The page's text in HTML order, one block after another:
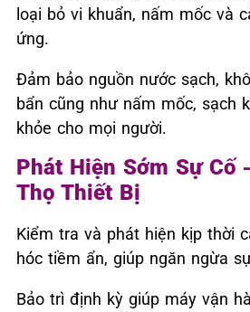
loại bỏ vi khuẩn, nấm mốc và
ứng.
Đảm bảo nguồn nước sạch,
bẩn cũng như nấm mốc, sạch
khỏe cho mọi người.
Phát Hiện Sớm Sự Cố
Thọ Thiết Bị
Kiểm tra và phát hiện kịp thời
hóc tiềm ẩn, giúp ngăn ngừa
Bảo trì định kỳ giúp máy vận